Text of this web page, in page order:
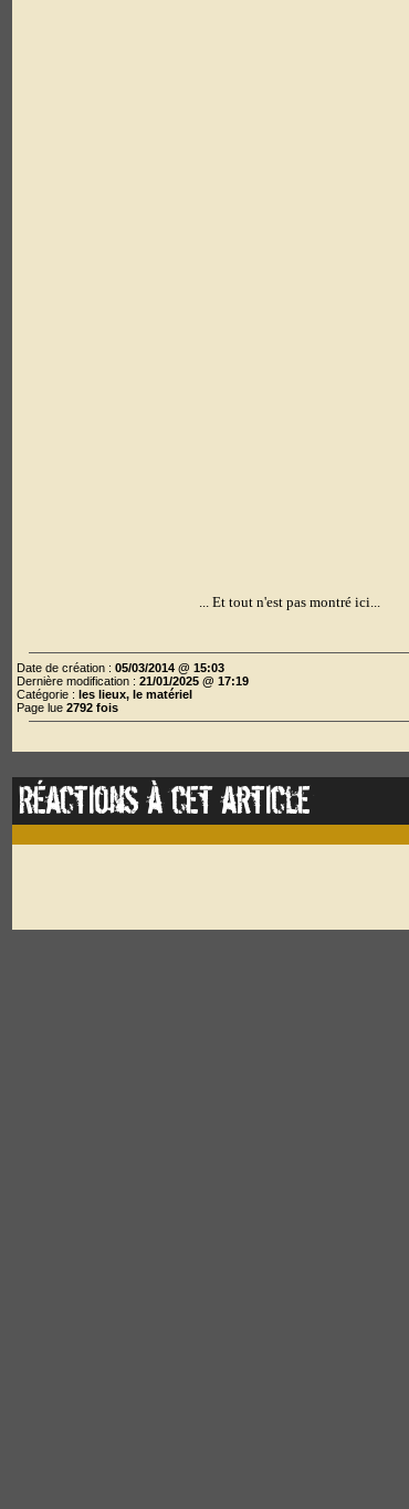
... Et tout n'est pas montré ici...
Date de création : 05/03/2014 @ 15:03
Dernière modification : 21/01/2025 @ 17:19
Catégorie : les lieux, le matériel
Page lue 2792 fois
Réactions à cet article